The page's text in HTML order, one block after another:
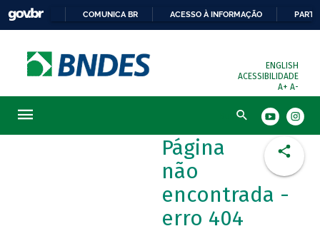
COMUNICA BR ACESSO À INFORMAÇÃO
ENGLISH
ACESSIBILIDADE
A+ A-
Busca
Página
não
encontrada -
erro 404